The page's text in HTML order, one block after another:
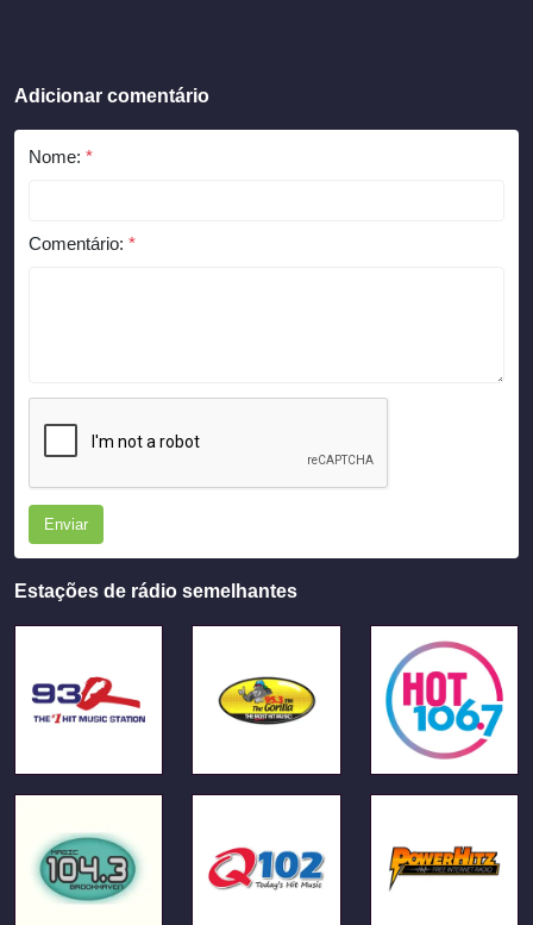
Adicionar comentário
Nome: *
Comentário: *
Enviar
Estações de rádio semelhantes